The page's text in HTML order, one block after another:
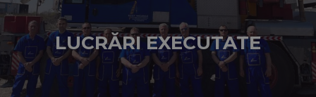
LUCRĂRI EXECUTATE